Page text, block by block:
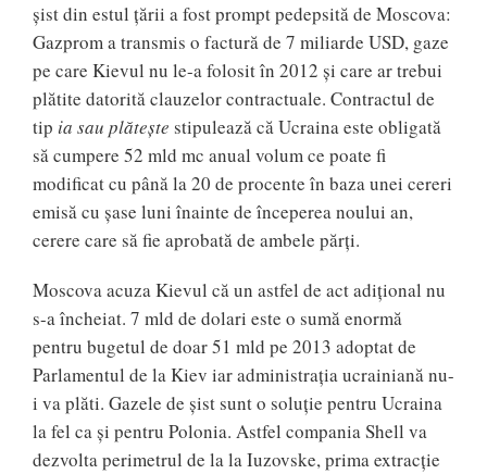
şist din estul ţării a fost prompt pedepsită de Moscova:
Gazprom a transmis o factură de 7 miliarde USD, gaze
pe care Kievul nu le-a folosit în 2012 și care ar trebui
plătite datorită clauzelor contractuale. Contractul de
tip ia sau plăteşte stipulează că Ucraina este obligată
să cumpere 52 mld mc anual volum ce poate fi
modificat cu până la 20 de procente în baza unei cereri
emisă cu şase luni înainte de începerea noului an,
cerere care să fie aprobată de ambele părţi.
Moscova acuza Kievul că un astfel de act adițional nu
s-a încheiat. 7 mld de dolari este o sumă enormă
pentru bugetul de doar 51 mld pe 2013 adoptat de
Parlamentul de la Kiev iar administrația ucrainiană nu-
i va plăti. Gazele de șist sunt o soluție pentru Ucraina
la fel ca și pentru Polonia. Astfel compania Shell va
dezvolta perimetrul de la la Iuzovske, prima extracţie